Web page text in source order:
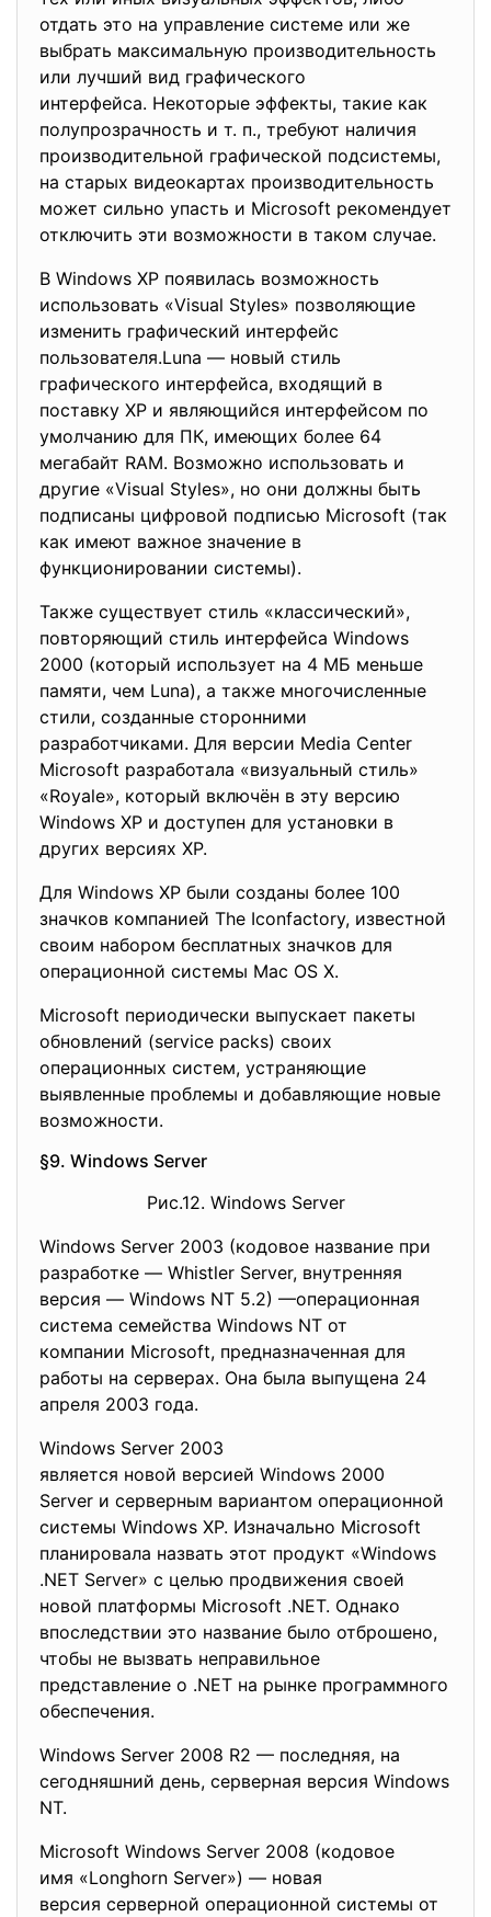
отдать это на управление системе или же
выбрать максимальную производительность
или лучший вид графического
интерфейса. Некоторые эффекты, такие как
полупрозрачность и т. п., требуют наличия
производительной графической подсистемы,
на старых видеокартах производительность
может сильно упасть и Microsoft рекомендует
отключить эти возможности в таком случае.
В Windows XP появилась возможность
использовать «Visual Styles» позволяющие
изменить графический интерфейс
пользователя.Luna — новый стиль
графического интерфейса, входящий в
поставку XP и являющийся интерфейсом по
умолчанию для ПК, имеющих более 64
мегабайт RAM. Возможно использовать и
другие «Visual Styles», но они должны быть
подписаны цифровой подписью Microsoft (так
как имеют важное значение в
функционировании системы).
Также существует стиль «классический»,
повторяющий стиль интерфейса Windows
2000 (который использует на 4 МБ меньше
памяти, чем Luna), а также многочисленные
стили, созданные сторонними
разработчиками. Для версии Media Center
Microsoft разработала «визуальный стиль»
«Royale», который включён в эту версию
Windows XP и доступен для установки в
других версиях XP.
Для Windows XP были созданы более 100
значков компанией The Iconfactory, известной
своим набором бесплатных значков для
операционной системы Mac OS X.
Microsoft периодически выпускает пакеты
обновлений (service packs) своих
операционных систем, устраняющие
выявленные проблемы и добавляющие новые
возможности.
§9. Windows Server
Рис.12. Windows Server
Windows Server 2003 (кодовое название при
разработке — Whistler Server, внутренняя
версия — Windows NT 5.2) —операционная
система семейства Windows NT от
компании Microsoft, предназначенная для
работы на серверах. Она была выпущена 24
апреля 2003 года.
Windows Server 2003
является новой версией Windows 2000
Server и серверным вариантом операционной
системы Windows XP. Изначально Microsoft
планировала назвать этот продукт «Windows
.NET Server» с целью продвижения своей
новой платформы Microsoft .NET. Однако
впоследствии это название было отброшено,
чтобы не вызвать неправильное
представление о .NET на рынке программного
обеспечения.
Windows Server 2008 R2 — последняя, на
сегодняшний день, серверная версия Windows
NT.
Microsoft Windows Server 2008 (кодовое
имя «Longhorn Server») — новая
версия серверной операционной системы от